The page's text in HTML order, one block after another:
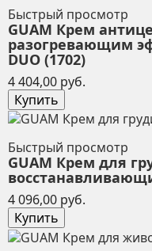
Быстрый просмотр
GUAM Крем
разогревающим
DUO (1702)
4 404,00 руб.
Купить
Быстрый просмотр
GUAM Крем для
4 096,00 руб.
Купить